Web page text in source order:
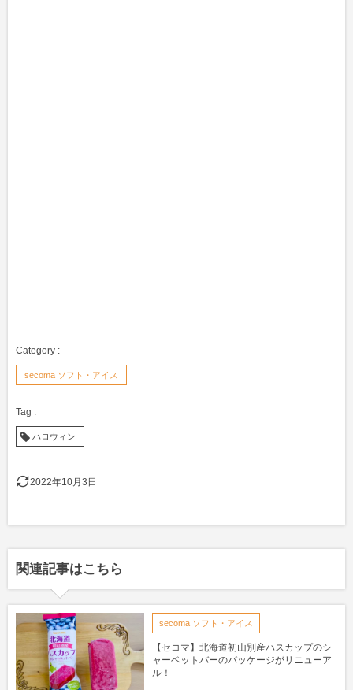
secoma ソフト・アイス
ハロウィン
2022年10月3日
関連記事はこちら
secoma ソフト・アイス
【セコマ】北海道初山別産ハスカップのシ
ャーベットバーのパッケージがリニューア
ル！